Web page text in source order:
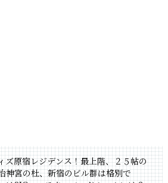
ズ原宿レジデンス！最上階、２５帖の
神宮の杜、新宿のビル群は格別で